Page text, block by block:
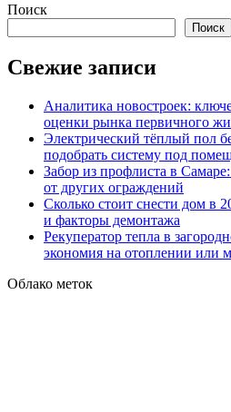
Поиск
Поиск
Свежие записи
Аналитика новостроек:
оценки рынка первичного
Электрический тёплый пол
подобрать систему под
Забор из профлиста в
от других ограждений
Сколько стоит снести дом в
и факторы демонтажа
Рекуператор тепла в
экономия на отоплении или
Облако меток